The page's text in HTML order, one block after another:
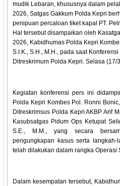
mudik Lebaran, khususnya dalam
2026, Satgas Gakkum Polda Kepri
penipuan percaloan tiket kapal PT.
Hal tersebut disampaikan oleh
2026, Kabidhumas Polda Kepri
S.I.K., S.H., M.H., pada saat
Ditreskrimum Polda Kepri. Selasa (17/
Kegiatan konferensi pers ini
Polda Kepri Kombes Pol. Ronni
Ditreskrimsus Polda Kepri AKBP Arif
Kasubsatgas Pidum Ops Ketupat
S.E., M.M., yang secara
pengungkapan kasus serta
telah dilakukan dalam rangka Operasi
Dalam kesempatan tersebut,